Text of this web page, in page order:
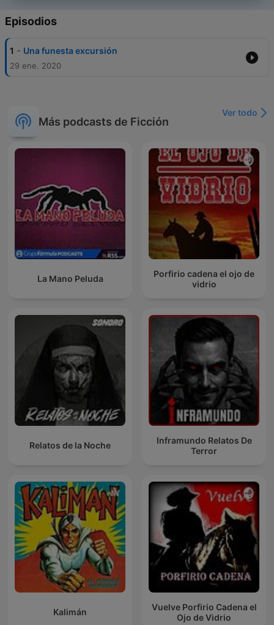
Episodios
1 - Una funesta excursión
29 ene. 2020
Más podcasts de Ficción
Ver todo
La Mano Peluda
Porfirio cadena el ojo de
vidrio
Relatos de la Noche
Inframundo Relatos De
Terror
Kalimán
Vuelve Porfirio Cadena el
Ojo de Vidrio